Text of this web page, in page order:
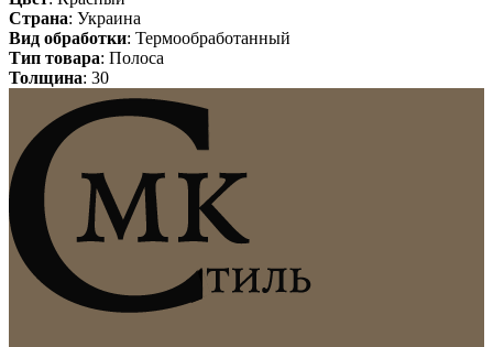
Страна: Украина
Вид обработки: Термообработанный
Тип товара: Полоса
Толщина: 30